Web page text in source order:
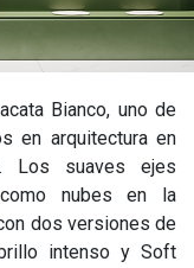
Bianco, uno de
en arquitectura en
Los suaves ejes
nubes en la
dos versiones de
intenso y Soft